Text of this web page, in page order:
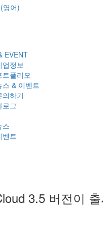
(영어)
EVENT
업정보
트폴리오
스 & 이벤트
의하기
로그
스
벤트
3.5 버전이